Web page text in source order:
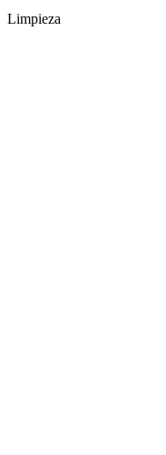
Limpieza